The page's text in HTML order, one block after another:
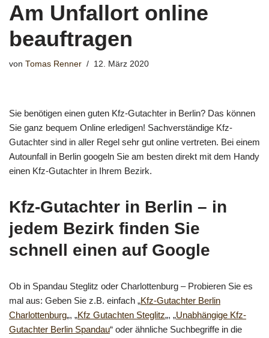
Am Unfallort online
beauftragen
von Tomas Renner 12. März 2020
Sie benötigen einen guten Kfz-Gutachter in Berlin? Das können
Sie ganz bequem Online erledigen! Sachverständige Kfz-
Gutachter sind in aller Regel sehr gut online vertreten. Bei einem
Autounfall in Berlin googeln Sie am besten direkt mit dem Handy
einen Kfz-Gutachter in Ihrem Bezirk.
Kfz-Gutachter in Berlin – in
jedem Bezirk finden Sie
schnell einen auf Google
Ob in Spandau Steglitz oder Charlottenburg – Probieren Sie es
mal aus: Geben Sie z.B. einfach „Kfz-Gutachter Berlin
Charlottenburg„, „Kfz Gutachten Steglitz„, „Unabhängige Kfz-
Gutachter Berlin Spandau“ oder ähnliche Suchbegriffe in die